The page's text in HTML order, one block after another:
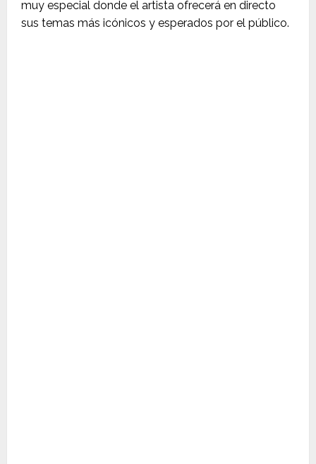
muy especial donde el artista ofrecerá en directo
sus temas más icónicos y esperados por el público.